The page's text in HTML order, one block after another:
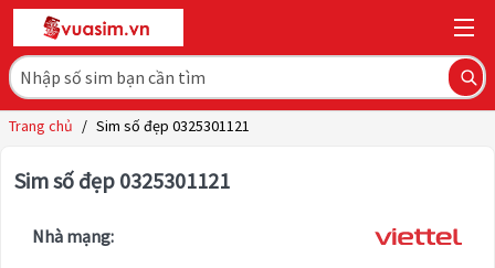
Trang chủ / Sim số đẹp 0325301121
Sim số đẹp 0325301121
Nhà mạng: